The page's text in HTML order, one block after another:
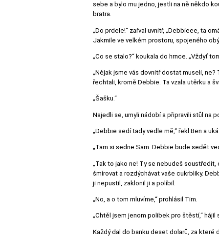
sebe a bylo mu jedno, jestli na ně někdo
bratra.
„Do prdele!“ zařval uvnitř, „Debbieee, ta
Jakmile ve velkém prostoru, spojeného
„Co se stalo?“ koukala do hrnce. „Vždyť
„Nějak jsme vás dovnitř dostat museli,
řechtali, kromě Debbie. Ta vzala utěrku a
„Šašku.“
Najedli se, umyli nádobí a připravili stůl na
„Debbie sedí tady vedle mě,“ řekl Ben a
„Tam si sedne Sam. Debbie bude sedět
„Tak to jako ne! Ty se nebudeš
šmírovat a rozdýchávat vaše cukrbliky.
ji nepustil, zaklonil ji a políbil.
„No, a o tom mluvíme,“ prohlásil Tim.
„Chtěl jsem jenom polibek pro štěstí,“ hájil
Každý dal do banku deset dolarů, za které